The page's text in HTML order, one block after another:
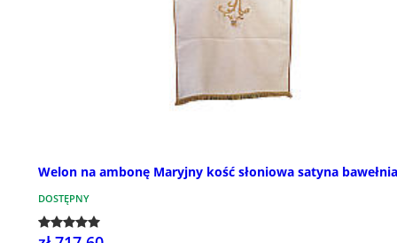
Welon na ambonę Maryjny kość słoniowa satyna
DOSTĘPNY